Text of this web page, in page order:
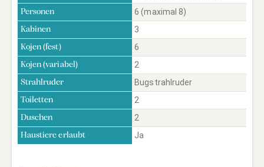
Personen 6 (maximal 8)
Kabinen 3
Kojen (fest) 6
Kojen (variabel) 2
Strahlruder Bugstrahlruder
Toiletten 2
Duschen 2
Haustiere erlaubt Ja